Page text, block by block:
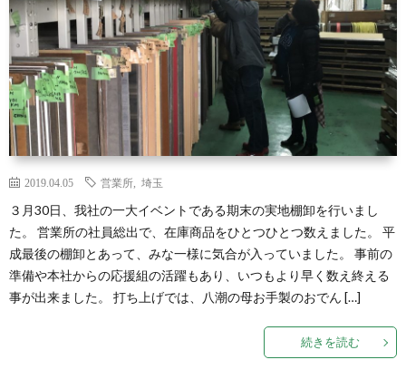
2019.04.05 営業所 埼玉
３月30日、我社の一大イベントである期末の実地棚卸を行いまし
た。 営業所の社員総出で、在庫商品をひとつひとつ数えました。 平
成最後の棚卸とあって、みな一様に気合が入っていました。 事前の
準備や本社からの応援組の活躍もあり、いつもより早く数え終える
事が出来ました。 打ち上げでは、八潮の母お手製のおでん […]
続きを読む